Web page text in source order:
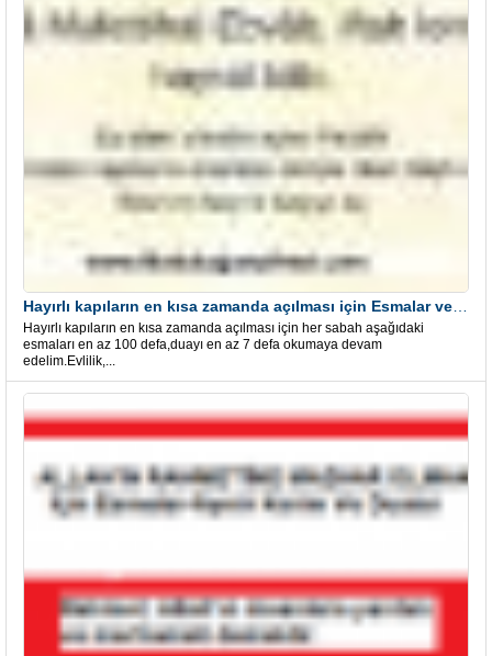
Hayırlı kapıların en kısa zamanda açılması için her sabah aşağıdaki
esmaları en az 100 defa,duayı en az 7 defa okumaya devam
edelim.Evlilik,...